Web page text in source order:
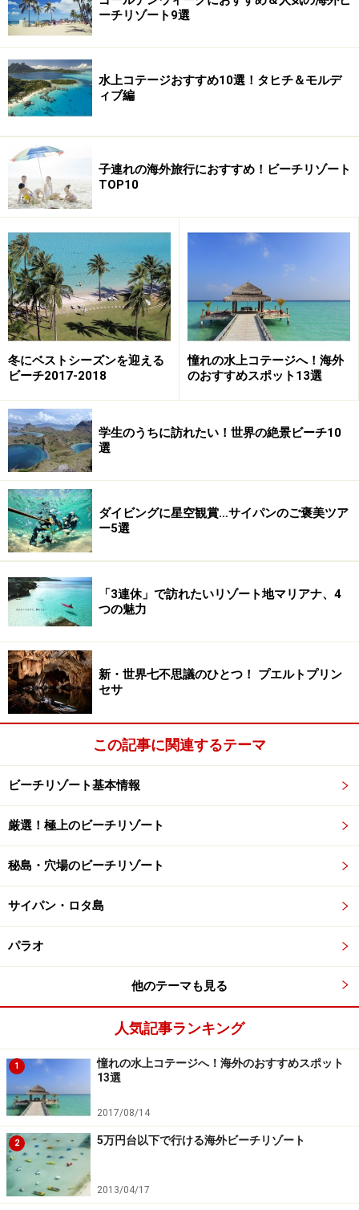
■マニャガハ島日帰りツアーとマリンスポーツ
驚くほど透明度が高いサイパンのビーチ
に海の透明度が高いマニャガハ島は、美しい自然が残さ
い海やビーチを楽しめるのはもちろん、マリンスポーツ
も充実しています。サイパンの北東に位置する洞窟スポ
ット「グロット」もダイビングをするにはオススメ。ロ
ッカールームやシャワーなどの施設も完備しているので
便利で安心です。
マリンスポーツも楽しめるマニャガハ島日帰りツア
ー(大人 30ドル～)
シュノーケリングツアー(大人 32ドル～)
ル～)
■たっぷり海で遊んだあとは癒しのエステ&スパ体験
ビーチで遊んだあとはエステ・スパでリラックス。アロ
マオイルの香りに癒やされながらの優雅なエステ体験は
た肌のお手入れプランや、男性にも嬉しい指圧マッサー
ジ、フェイシャルプランなど贅沢なプランが沢山そろっ
日たっぷり遊んだあとでも時間を有効に使えますね。
マンディアジアンスパ＜マリアナリゾート内＞(大人
ザ・スパ＜フィエスタリゾート&スパ内＞(大人 50ド
ル～)
アロマサロン霞 漢方を取り入れた本格的マッサー
ジ(大人 31ドル～)
■BBQディナーやサンドキャッスルを楽しめるディナー
ショー
ーチリゾート9選
水上コテージおすすめ10選！タヒチ＆モルデ
ィブ編
子連れの海外旅行におすすめ！ビーチリゾート
TOP10
冬にベストシーズンを迎える
ビーチ2017-2018
憧れの水上コテージへ！海外
のおすすめスポット13選
学生のうちに訪れたい！世界の絶景ビーチ10
選
ダイビングに星空観賞…サイパンのご褒美ツア
ー5選
「3連休」で訪れたいリゾート地マリアナ、4
つの魅力
新・世界七不思議のひとつ！ プエルトプリン
セサ
この記事に関連するテーマ
ビーチリゾート基本情報
厳選！極上のビーチリゾート
秘島・穴場のビーチリゾート
サイパン・ロタ島
パラオ
他のテーマも見る
人気記事ランキング
1
憧れの水上コテージへ！海外のおすすめスポット
13選
2017/08/14
2 5万円台以下で行ける海外ビーチリゾート
2013/04/17